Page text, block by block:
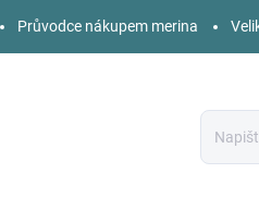
Průvodce nákupem merina